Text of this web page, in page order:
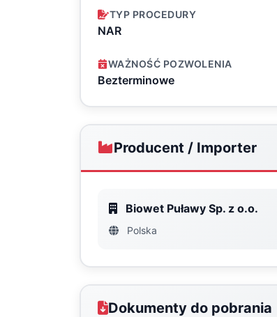
TYP PROCEDURY
NAR
WAŻNOŚĆ POZWOLENIA
Bezterminowe
Producent / Importer
Biowet Puławy Sp. z o.o.
Polska
Dokumenty do pobrania